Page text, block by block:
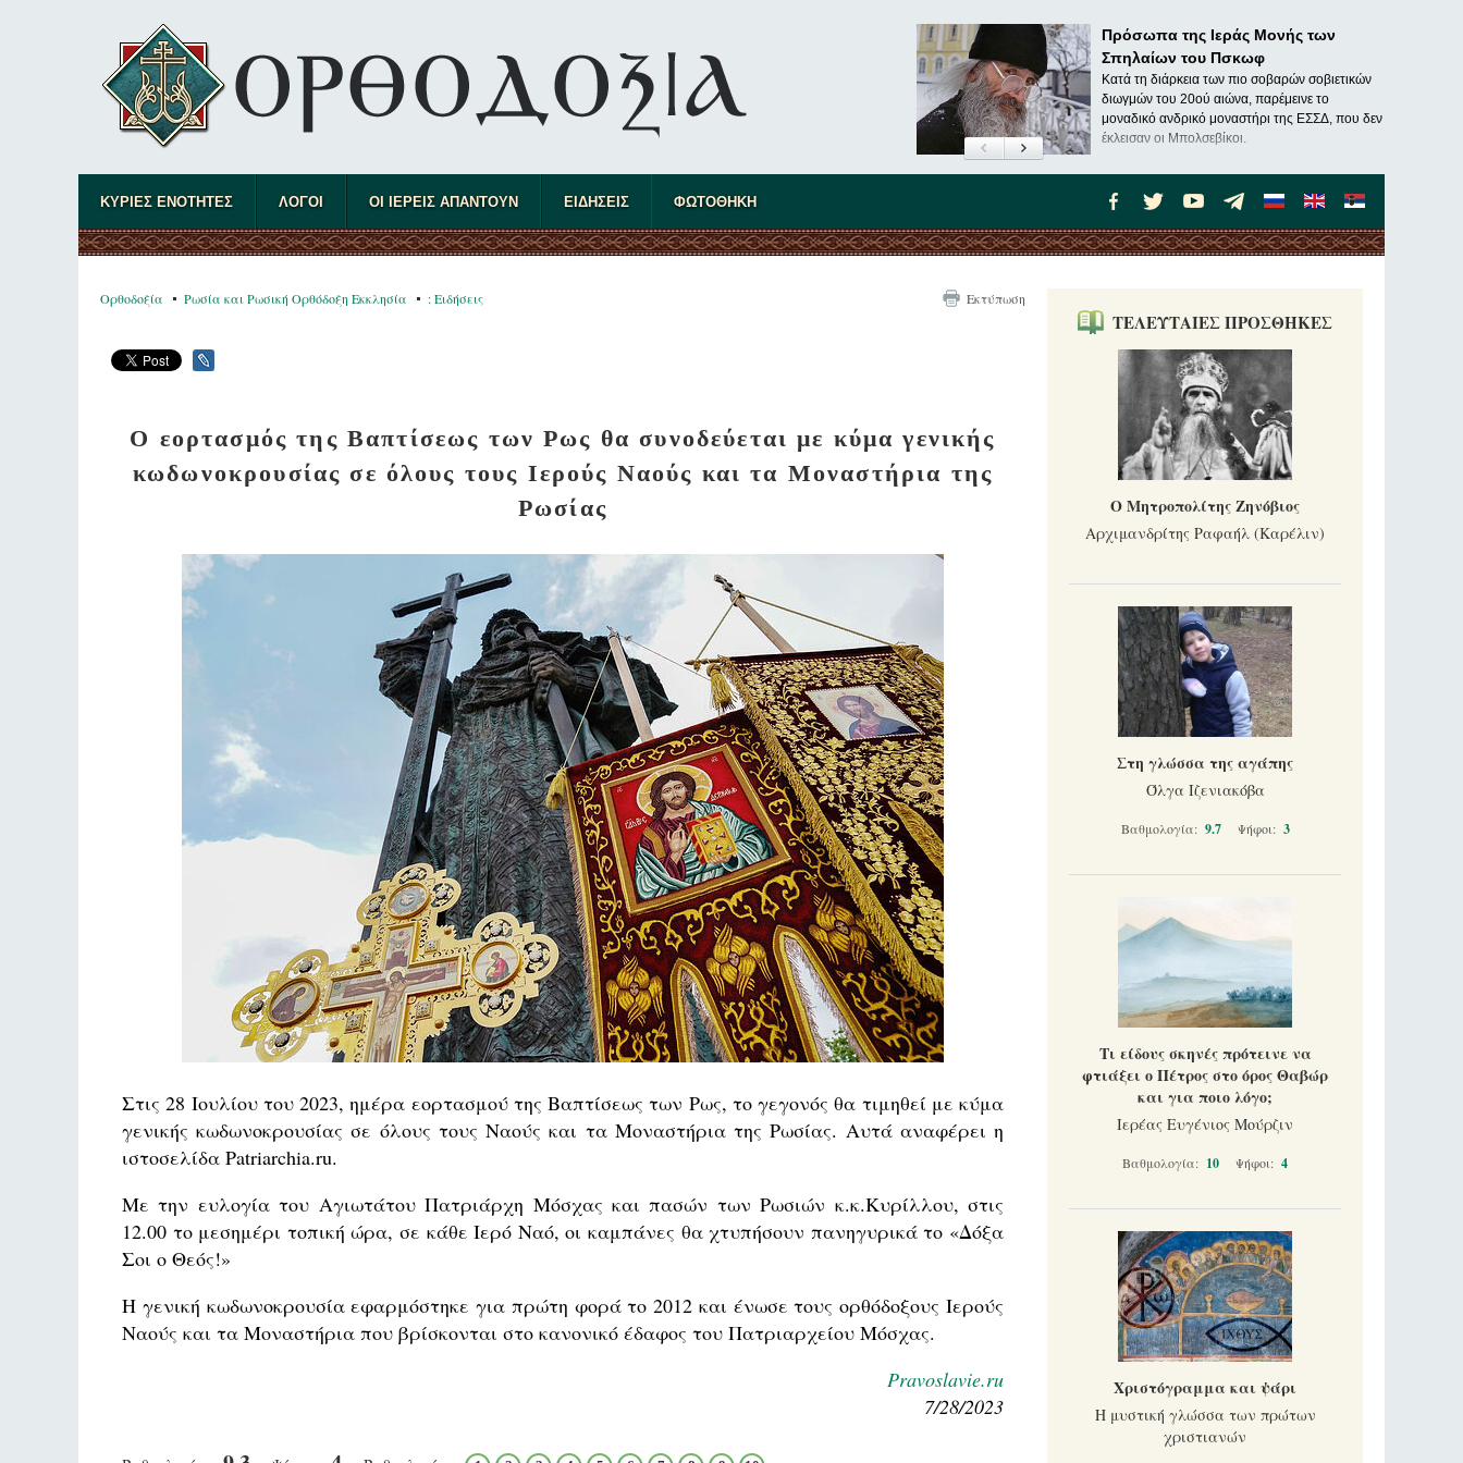
Πρόσωπα της Ιεράς Μονής των
Σπηλαίων του Πσκωφ
Κατά τη διάρκεια των πιο σοβαρών σοβιετικών
διωγμών του 20ού αιώνα, παρέμεινε το
μοναδικό ανδρικό μοναστήρι της ΕΣΣΔ, που δεν
έκλεισαν οι Μπολσεβίκοι.
ΚΥΡΙΕΣ ΕΝΟΤΗΤΕΣ ΛΟΓΟΙ ΟΙ ΙΕΡΕΙΣ ΑΠΑΝΤΟΥΝ ΕΙΔΗΣΕΙΣ ΦΩΤΟΘΗΚΗ
Ορθοδοξία Ρωσία και Ρωσική Ορθόδοξη Εκκλησία : Ειδήσεις Εκτύπωση
Ο εορτασμός της Βαπτίσεως των Ρως θα συνοδεύεται με κύμα γενικής
κωδωνοκρουσίας σε όλους τους Ιερούς Ναούς και τα Μοναστήρια της
Ρωσίας
Στις 28 Ιουλίου του 2023, ημέρα εορτασμού της Βαπτίσεως των Ρως, το γεγονός θα τιμηθεί με κύμα
γενικής κωδωνοκρουσίας σε όλους τους Ναούς και τα Μοναστήρια της Ρωσίας. Αυτά αναφέρει η
ιστοσελίδα Patriarchia.ru.
Με την ευλογία του Αγιωτάτου Πατριάρχη Μόσχας και πασών των Ρωσιών κ.κ.Κυρίλλου, στις
12.00 το μεσημέρι τοπική ώρα, σε κάθε Ιερό Ναό, οι καμπάνες θα χτυπήσουν πανηγυρικά το «Δόξα
Σοι ο Θεός!»
Η γενική κωδωνοκρουσία εφαρμόστηκε για πρώτη φορά το 2012 και ένωσε τους ορθόδοξους Ιερούς
Ναούς και τα Μοναστήρια που βρίσκονται στο κανονικό έδαφος του Πατριαρχείου Μόσχας.
Pravoslavie.ru
7/28/2023
ΤΕΛΕΥΤΑΙΕΣ ΠΡΟΣΘΗΚΕΣ
Ο Μητροπολίτης Ζηνόβιος
Αρχιμανδρίτης Ραφαήλ (Καρέλιν)
Στη γλώσσα της αγάπης
Όλγα Ιζενιακόβα
Βαθμολογία: 9.7 Ψήφοι: 3
Τι είδους σκηνές πρότεινε να
φτιάξει ο Πέτρος στο όρος Θαβώρ
και για ποιο λόγο;
Ιερέας Ευγένιος Μούρζιν
Βαθμολογία: 10 Ψήφοι: 4
Χριστόγραμμα και ψάρι
Η μυστική γλώσσα των πρώτων
χριστιανών